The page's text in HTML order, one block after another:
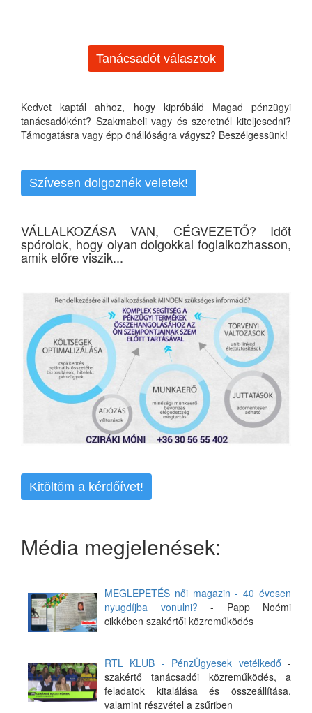
Tanácsadót választok
Kedvet kaptál ahhoz, hogy kipróbáld Magad pénzügyi
tanácsadóként? Szakmabeli vagy és szeretnél kiteljesedni?
Támogatásra vagy épp önállóságra vágysz? Beszélgessünk!
Szívesen dolgoznék veletek!
VÁLLALKOZÁSA VAN, CÉGVEZETŐ? Időt
spórolok, hogy olyan dolgokkal foglalkozhasson,
amik előre viszik...
Kitöltöm a kérdőívet!
Média megjelenések:
MEGLEPETÉS női magazin - 40 évesen
nyugdíjba vonulni? - Papp Noémi
cikkében szakértői közreműködés
RTL KLUB - PénzÜgyesek vetélkedő -
szakértő tanácsadói közreműködés, a
feladatok kitalálása és összeállítása,
valamint részvétel a zsűriben